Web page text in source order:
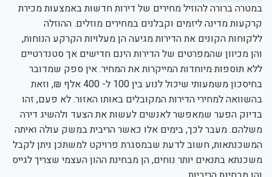
במטרה ברורה להוזיל מחירים של דירות חדשות באמצעות מכירת
קרקעות מדינה ליזמים וקבלנים במחירים מוזלים. ההוזלה
ללקוחות הקונים את הדירות מגיעה הן מעלויות הקרקע הנוחות,
והן מכיוון שהמפרטים של הדירות הינם חדישים אך סטנדרטיים
ללא תוספות מיוחדות המייקרות את המחיר. אין ספק שמדובר
בחיסכון משמעותי שיכול לנוע בין 100 ל- 400 אלף ₪, וזאת
בהשוואה למחירי הדירות המקובלים באותו האזור. לא פעם, זהו
בדיוק הפער שמאפשר לאנשים לעשות את הצעד ולהשיג דירה
משלהם. מעבר לכך, בימים אלו כאשר הריבית במשק עולה ואיתה
המשכנתאות, חשוב לדעת שבמסגרת פרויקט למשתכן ניתן לקבל
משכנתא בתנאים יותר נוחים, הן מבחינת ההון העצמי שצריך לגייס